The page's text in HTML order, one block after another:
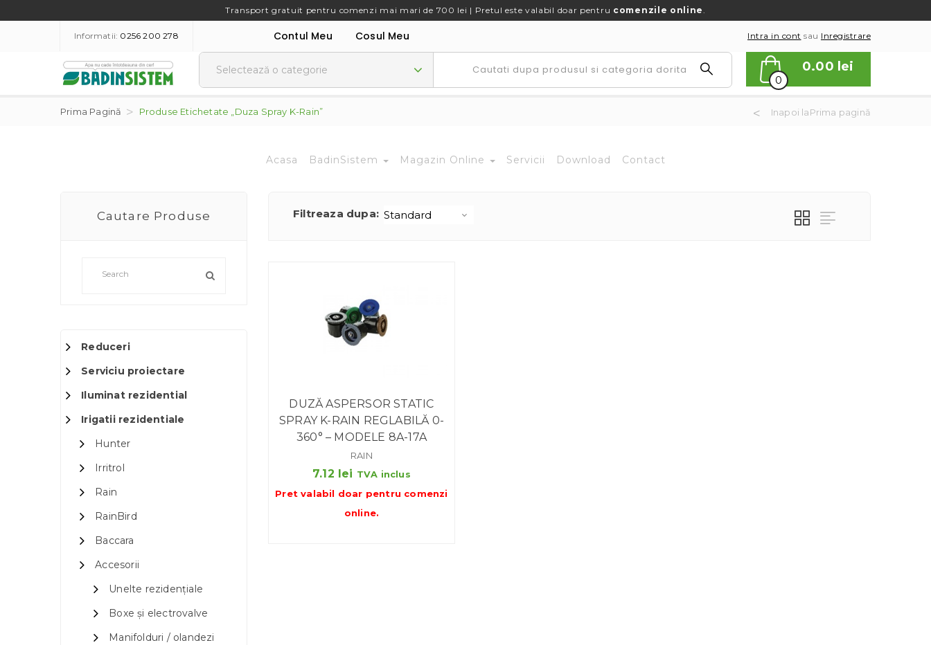
Transport gratuit pentru comenzi mai mari de 700 lei | Pretul este valabil doar pentru comenzile online.
Informatii: 0256 200 278 Contul Meu Cosul Meu Intra in cont sau Inregistrare
0
0.00 lei
Prima Pagină Produse Etichetate „duza Spray K-Rain” Inapoi laPrima pagină
Acasa BadinSistem Magazin Online Servicii Download Contact
Cautare Produse
Reduceri
Serviciu proiectare
Iluminat rezidential
Irigatii rezidentiale
Hunter
Irritrol
Rain
RainBird
Baccara
Accesorii
Unelte rezidențiale
Boxe și electrovalve
Manifolduri / olandezi
Filtreaza dupa:
DUZĂ ASPERSOR STATIC
SPRAY K-RAIN REGLABILĂ 0-
360° – MODELE 8A-17A
RAIN
7.12 lei TVA inclus
Pret valabil doar pentru comenzi
online.